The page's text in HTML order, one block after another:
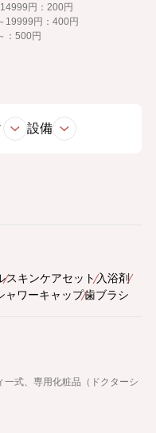
円：200円
19999円：400円
：500円
設備
スキンケアセット入浴剤
ャワーキャップ歯ブラシ
式、専用化粧品（ドクターシ